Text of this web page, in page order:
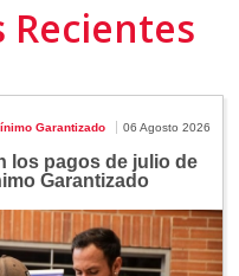
Recientes
Garantizado 06 Agosto 2026
los pagos de julio de
Garantizado